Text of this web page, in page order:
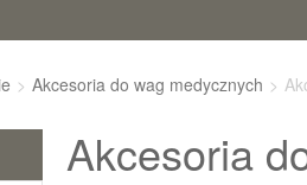
> Akcesoria do wag medycznych >
Akcesoria